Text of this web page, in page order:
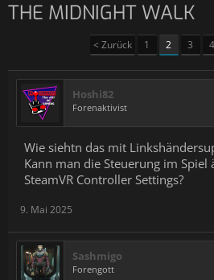
THE MIDNIGHT WALK
< Zurück 1 2 3 4
Hoshi82
Forenaktivist
Wie siehtn das mit
Kann man die Steuerung im Spiel
SteamVR Controller Settings?
9. Mai 2025
Sashmigo
Forengott